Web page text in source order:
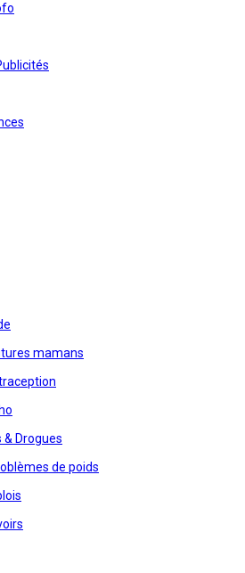
mamans
& Drogues
de poids